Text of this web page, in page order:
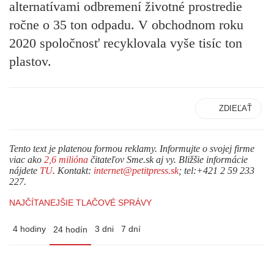
alternatívami odbremení životné prostredie
ročne o 35 ton odpadu. V obchodnom roku
2020 spoločnosť recyklovala vyše tisíc ton
plastov.
ZDIEĽAŤ
Tento text je platenou formou reklamy. Informujte o svojej firme
viac ako 2,6 milióna čitateľov Sme.sk aj vy. Bližšie informácie
nájdete TU. Kontakt: internet@petitpress.sk; tel:+421 2 59 233
227.
NAJČÍTANEJŠIE TLAČOVÉ SPRÁVY
4 hodiny 24 hodín 3 dni 7 dní